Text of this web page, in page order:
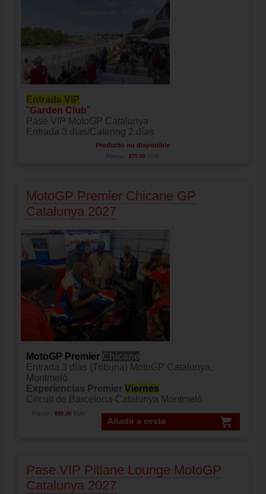
Entrada VIP
"Garden Club"
Pase VIP MotoGP Catalunya
Entrada 3 días/Catering 2 días
Producto no disponible
Precio: 679.00 EUR
MotoGP Premier Chicane GP
Catalunya 2027
MotoGP Premier Chicane
Entrada 3 días (Tribuna) MotoGP Catalunya,
Montmeló
Experiencias Premier Viernes
Circuit de Barcelona-Catalunya Montmeló
Añadir a cesta
Precio: 899.00 EUR
Pase VIP Pitlane Lounge MotoGP
Catalunya 2027